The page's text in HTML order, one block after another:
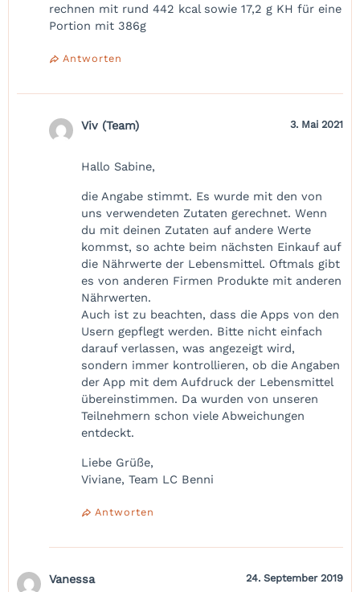
rechnen mit rund 442 kcal sowie 17,2 g KH für eine
Portion mit 386g
Antworten
Viv (Team) 3. Mai 2021
Hallo Sabine,
die Angabe stimmt. Es wurde mit den von
uns verwendeten Zutaten gerechnet. Wenn
du mit deinen Zutaten auf andere Werte
kommst, so achte beim nächsten Einkauf auf
die Nährwerte der Lebensmittel. Oftmals gibt
es von anderen Firmen Produkte mit anderen
Nährwerten.
Auch ist zu beachten, dass die Apps von den
Usern gepflegt werden. Bitte nicht einfach
darauf verlassen, was angezeigt wird,
sondern immer kontrollieren, ob die Angaben
der App mit dem Aufdruck der Lebensmittel
übereinstimmen. Da wurden von unseren
Teilnehmern schon viele Abweichungen
entdeckt.
Liebe Grüße,
Viviane, Team LC Benni
Antworten
Vanessa 24. September 2019